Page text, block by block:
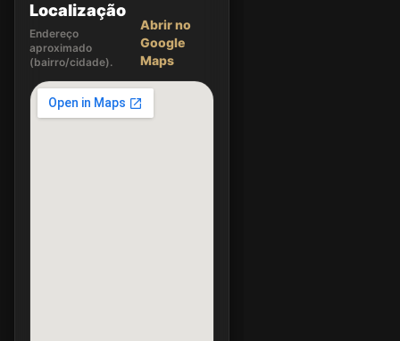
Localização
Endereço
aproximado
(bairro/cidade).
Abrir no
Google
Maps